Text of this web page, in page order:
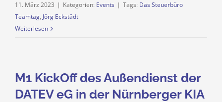
11. März 2023 | Kategorien: Events | Tags: Das Steuerbüro
Teamtag, Jörg Eckstädt
Weiterlesen
M1 KickOff des Außendienst der
DATEV eG in der Nürnberger KIA